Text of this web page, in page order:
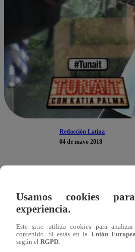
Redacción Latina
04 de mayo 2018
presentan diversas bromas
y circunstancia.
Usamos cookies
experiencia.
Este sitio utiliza cookies para
contenido. Si estás en la Unión Europea
según el RGPD